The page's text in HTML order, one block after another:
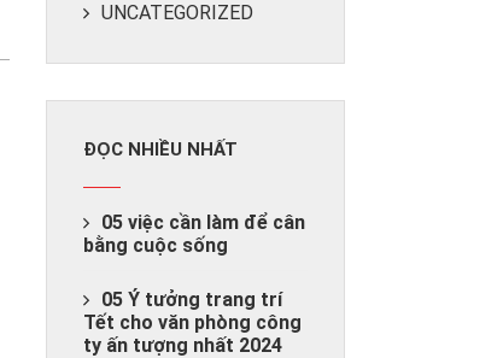
UNCATEGORIZED
ĐỌC NHIỀU NHẤT
05 việc cần làm để cân
bằng cuộc sống
05 Ý tưởng trang trí
Tết cho văn phòng công
ty ấn tượng nhất 2024